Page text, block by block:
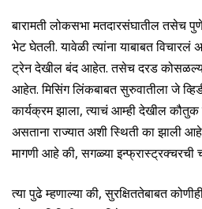
बारामती लोकसभा मतदारसंघातील तसेच
भेट घेतली. यावेळी त्यांना याबाबत
ट्रेन देखील बंद आहेत. तसेच दरड
आहेत. मिसिंग लिंकबाबत सुरुवातीला जे
कार्यक्रम झाला, त्याचं आम्ही देखील
असताना राज्यात अशी स्थिती का झाली
मागणी आहे की, सगळ्या इन्फ्रास्ट्रक्चरची
त्या पुढे म्हणाल्या की, सुरक्षिततेबाबत